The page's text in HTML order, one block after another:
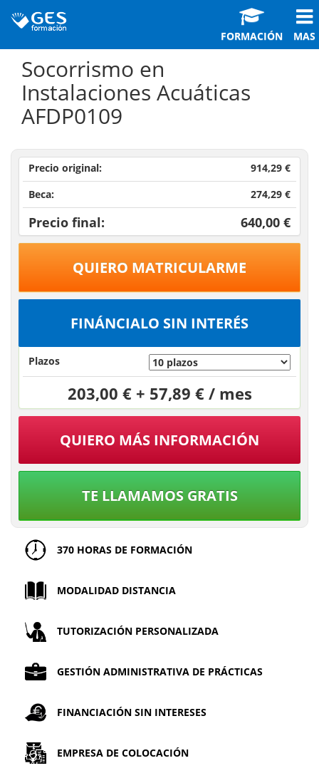
FORMACIÓN MAS
Socorrismo en
Instalaciones Acuáticas
AFDP0109
Precio original:
914,29 €
Beca:
274,29 €
Precio final: 640,00 €
QUIERO MATRICULARME
FINÁNCIALO SIN INTERÉS
Plazos
203,00 € + 57,89 € / mes
QUIERO MÁS INFORMACIÓN
TE LLAMAMOS GRATIS
370 HORAS DE FORMACIÓN
MODALIDAD DISTANCIA
TUTORIZACIÓN PERSONALIZADA
GESTIÓN ADMINISTRATIVA DE PRÁCTICAS
FINANCIACIÓN SIN INTERESES
EMPRESA DE COLOCACIÓN